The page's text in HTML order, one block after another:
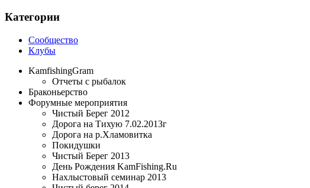
Категории
Сообщество
Клубы
KamfishingGram
Отчеты с рыбалок
Браконьерство
Форумные мероприятия
Чистый Берег 2012
Дорога на Тихую 7.02.2013г
Дорога на р.Хламовитка
Покидушки
Чистый Берег 2013
День Рождения KamFishing.Ru
Нахлыстовый семинар 2013